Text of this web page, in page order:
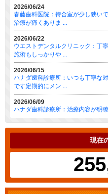
2026/06/24
春藤歯科医院：待合室が少し狭い
治療が痛くありま ...
2026/06/22
ウエストデンタルクリニック：丁
施術もしっかりや ...
2026/06/15
ハナダ歯科診療所：いつも丁寧な
です定期的にメン ...
2026/06/09
ハナダ歯科診療所：治療内容が明
現在